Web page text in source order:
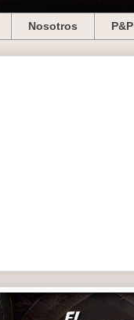
Nosotros P&P